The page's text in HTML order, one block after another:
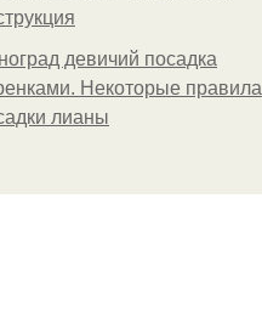
девичий посадка
Некоторые правила
лианы